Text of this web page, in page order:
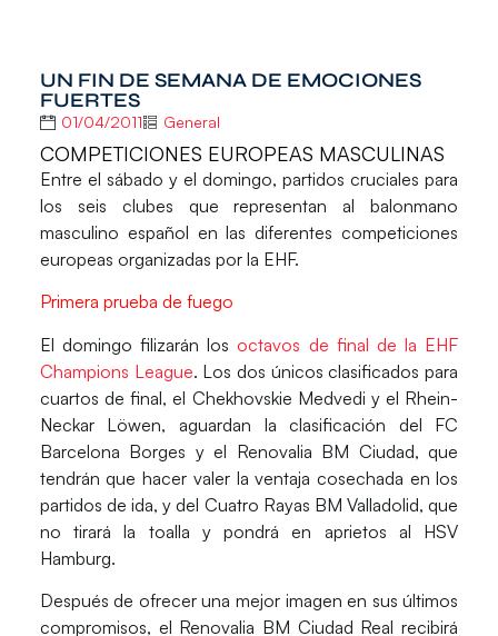
UN FIN DE SEMANA DE EMOCIONES
FUERTES
01/04/2011 General
COMPETICIONES EUROPEAS MASCULINAS
Entre el sábado y el domingo, partidos cruciales para
los seis clubes que representan al balonmano
masculino español en las diferentes competiciones
europeas organizadas por la EHF.
Primera prueba de fuego
El domingo filizarán los octavos de final de la EHF
Champions League. Los dos únicos clasificados para
cuartos de final, el Chekhovskie Medvedi y el Rhein-
Neckar Löwen, aguardan la clasificación del FC
Barcelona Borges y el Renovalia BM Ciudad, que
tendrán que hacer valer la ventaja cosechada en los
partidos de ida, y del Cuatro Rayas BM Valladolid, que
no tirará la toalla y pondrá en aprietos al HSV
Hamburg.
Después de ofrecer una mejor imagen en sus últimos
compromisos, el Renovalia BM Ciudad Real recibirá